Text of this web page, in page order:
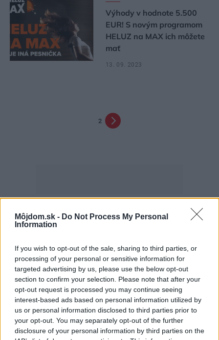
Môjdom.sk - Do Not Process My Personal
Information
If you wish to opt-out of the sale, sharing to third parties, or
processing of your personal or sensitive information for
targeted advertising by us, please use the below opt-out
section to confirm your selection. Please note that after your
opt-out request is processed you may continue seeing
interest-based ads based on personal information utilized by
us or personal information disclosed to third parties prior to
your opt-out. You may separately opt-out of the further
disclosure of your personal information by third parties on the
Výhody v hodnote 5.500
EUR! S novým programom
HELUZ na MAX ich môžete
mať
13. 09. 2023
2
Najčítanejšie Za týždeň Za mesiac
Deti odrástli, rodičia majú bývanie presne podľa
seba. V novom dome je všetko pre ich život i
návštevy vnúčat
K bytu ladili aj škáry v obklade. Majitelia zbúrali
stereotyp, bývanie vyzerá ako z filmov svojského
režiséra
Kedysi boli veľkým trendom, dnes sa im radšej